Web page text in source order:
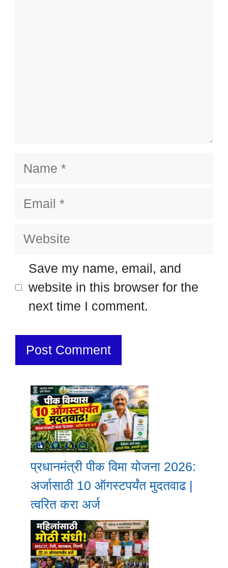
Name
Email
Website
Save my name, email, and
website in this browser for the
next time I comment.
प्रधानमंत्री पीक विमा योजना 2026:
अर्जासाठी 10 ऑगस्टपर्यंत मुदतवाढ |
त्वरित करा अर्ज